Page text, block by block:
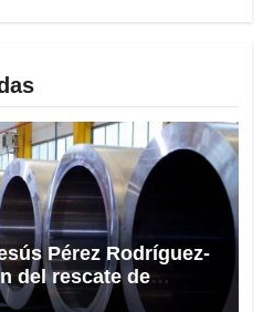
Pérez Rodríguez-
del rescate de